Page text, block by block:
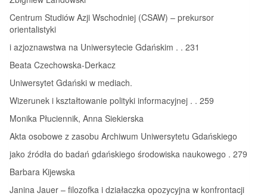
Centrum Studiów Azji Wschodniej (CSAW) – prekursor
orientalistyki
i azjoznawstwa na Uniwersytecie Gdańskim . . 231
Beata Czechowska-Derkacz
Uniwersytet Gdański w mediach.
Wizerunek i kształtowanie polityki informacyjnej . . 259
Monika Płuciennik, Anna Siekierska
Akta osobowe z zasobu Archiwum Uniwersytetu Gdańskiego
jako źródła do badań gdańskiego środowiska naukowego . 279
Barbara Kijewska
Janina Jauer – filozofka i działaczka opozycyjna w konfrontacji